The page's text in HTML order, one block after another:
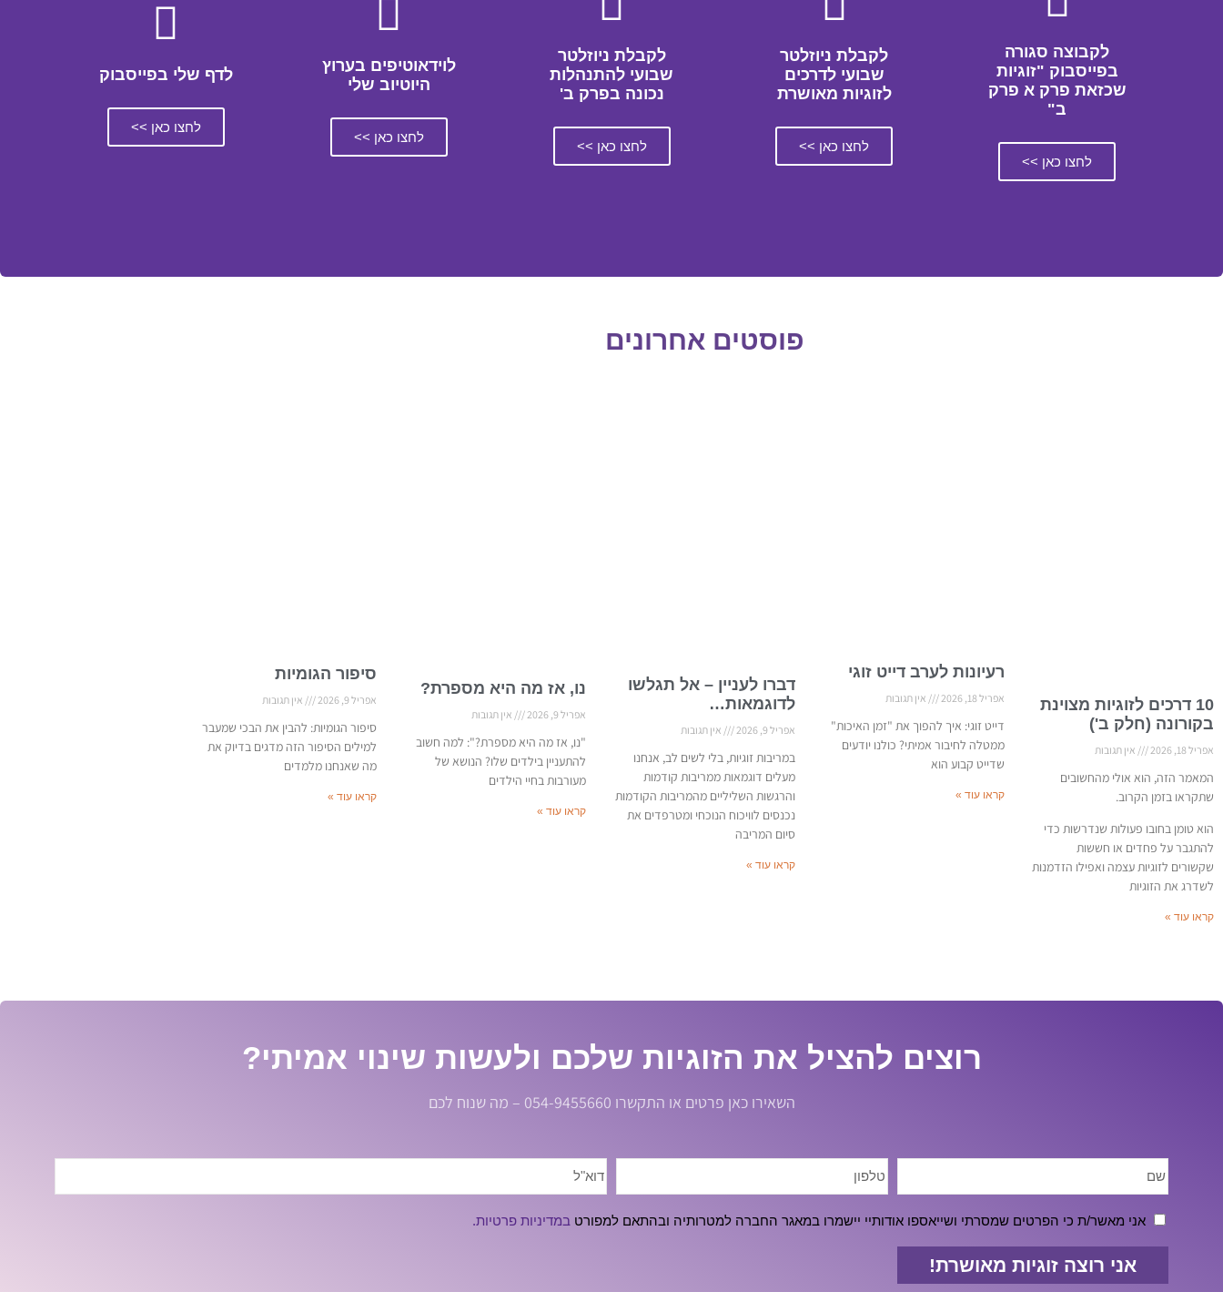
לקבוצה סגורה
בפייסבוק "זוגיות
שכזאת פרק א פרק
ב"
לחצו כאן >>
לקבלת ניוזלטר
שבועי לדרכים
לזוגיות מאושרת
לחצו כאן >>
לקבלת ניוזלטר
שבועי להתנהלות
נכונה בפרק ב'
לחצו כאן >>
לוידאוטיפים בערוץ
היוטיוב שלי
לחצו כאן >>
לדף שלי בפייסבוק
לחצו כאן >>
פוסטים אחרונים
10 דרכים לזוגיות מצוינת
בקורונה (חלק ב')
אפריל 18, 2026 אין תגובות
המאמר הזה, הוא אולי מהחשובים
שתקראו בזמן הקרוב.
הוא טומן בחובו פעולות שנדרשות כדי
להתגבר על פחדים או חששות
שקשורים לזוגיות עצמה ואפילו הזדמנות
לשדרג את הזוגיות
קראו עוד »
רעיונות לערב דייט זוגי
אפריל 18, 2026 אין תגובות
דייט זוגי: איך להפוך את "זמן האיכות"
ממטלה לחיבור אמיתי? כולנו יודעים
שדייט קבוע הוא
קראו עוד »
דברו לעניין – אל תגלשו
לדוגמאות…
אפריל 9, 2026 אין תגובות
במריבות זוגיות, בלי לשים לב, אנחנו
מעלים דוגמאות ממריבות קודמות
והרגשות השליליים מהמריבות הקודמות
נכנסים לוויכוח הנוכחי ומטרפדים את
סיום המריבה
קראו עוד »
נו, אז מה היא מספרת?
אפריל 9, 2026 אין תגובות
"נו, אז מה היא מספרת?": למה חשוב
להתעניין בילדים שלו? הנושא של
מעורבות בחיי הילדים
קראו עוד »
סיפור הגומיות
אפריל 9, 2026 אין תגובות
סיפור הגומיות: להבין את הבכי שמעבר
למילים הסיפור הזה מדגים בדיוק את
מה שאנחנו מלמדים
קראו עוד »
רוצים להציל את הזוגיות שלכם ולעשות שינוי אמיתי?
השאירו כאן פרטים או התקשרו 054-9455660 – מה שנוח לכם
אני מאשר/ת כי הפרטים שמסרתי ושייאספו אודותיי יישמרו במאגר החברה למטרותיה ובהתאם למפורט במדיניות פרטיות.
אני רוצה זוגיות מאושרת!